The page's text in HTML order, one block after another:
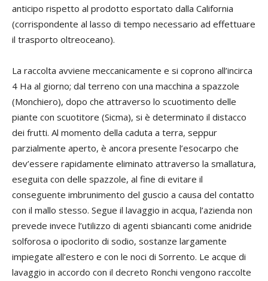
anticipo rispetto al prodotto esportato dalla California
(corrispondente al lasso di tempo necessario ad effettuare
il trasporto oltreoceano).
La raccolta avviene meccanicamente e si coprono all’incirca
4 Ha al giorno; dal terreno con una macchina a spazzole
(Monchiero), dopo che attraverso lo scuotimento delle
piante con scuotitore (Sicma), si è determinato il distacco
dei frutti. Al momento della caduta a terra, seppur
parzialmente aperto, è ancora presente l’esocarpo che
dev’essere rapidamente eliminato attraverso la smallatura,
eseguita con delle spazzole, al fine di evitare il
conseguente imbrunimento del guscio a causa del contatto
con il mallo stesso. Segue il lavaggio in acqua, l’azienda non
prevede invece l’utilizzo di agenti sbiancanti come anidride
solforosa o ipoclorito di sodio, sostanze largamente
impiegate all’estero e con le noci di Sorrento. Le acque di
lavaggio in accordo con il decreto Ronchi vengono raccolte